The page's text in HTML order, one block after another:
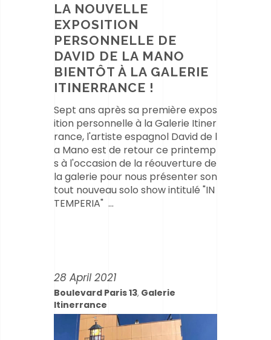
LA NOUVELLE
EXPOSITION
PERSONNELLE DE
DAVID DE LA MANO
BIENTÔT À LA GALERIE
ITINERRANCE !
Sept ans après sa première expos
ition personnelle à la Galerie Itiner
rance, l'artiste espagnol David de l
a Mano est de retour ce printemp
s à l'occasion de la réouverture de
la galerie pour nous présenter son
tout nouveau solo show intitulé "IN
TEMPERIA"
28 April 2021
Boulevard Paris 13, Galerie
Itinerrance